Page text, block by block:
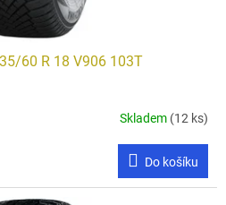
60 R 18 V906 103T
Skladem (12 ks)
Do košíku